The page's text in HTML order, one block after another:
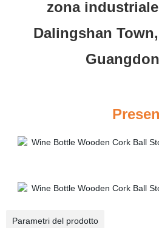
zona
Dalingshan
Parametri del prodotto